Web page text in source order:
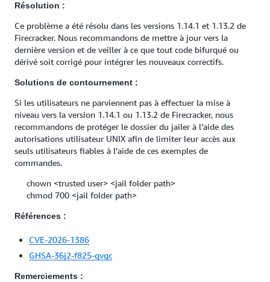
Résolution :
Ce problème a été résolu dans les versions 1.14.1 et 1.13.2 de
Firecracker. Nous recommandons de mettre à jour vers la
dernière version et de veiller à ce que tout code bifurqué ou
dérivé soit corrigé pour intégrer les nouveaux correctifs.
Solutions de contournement :
Si les utilisateurs ne parviennent pas à effectuer la mise à
niveau vers la version 1.14.1 ou 1.13.2 de Firecracker, nous
recommandons de protéger le dossier du jailer à l’aide des
autorisations utilisateur UNIX afin de limiter leur accès aux
seuls utilisateurs fiables à l’aide de ces exemples de
commandes.
chown <trusted user> <jail folder path>
chmod 700 <jail folder path>
Références :
CVE-2026-1386
GHSA-36j2-f825-qvgc
Remerciements :